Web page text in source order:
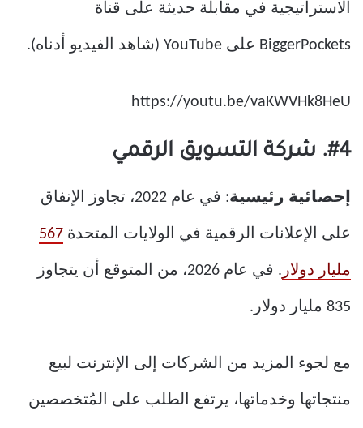
الاستراتيجية في مقابلة حديثة على قناة
BiggerPockets على YouTube (شاهد الفيديو أدناه).
https://youtu.be/vaKWVHk8HeU
#4. شركة التسويق الرقمي
إحصائية رئيسية : في عام 2022، تجاوز الإنفاق
على الإعلانات الرقمية في الولايات المتحدة 567
مليار دولار . في عام 2026، من المتوقع أن يتجاوز
835 مليار دولار.
مع لجوء المزيد من الشركات إلى الإنترنت لبيع
منتجاتها وخدماتها، يرتفع الطلب على المُتخصصين